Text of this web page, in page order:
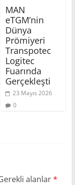
MAN
eTGM’nin
Dünya
Prömiyeri
Transpotec
Logitec
Fuarında
Gerçekleşti
23 Mayıs 2026
0
alanlar*